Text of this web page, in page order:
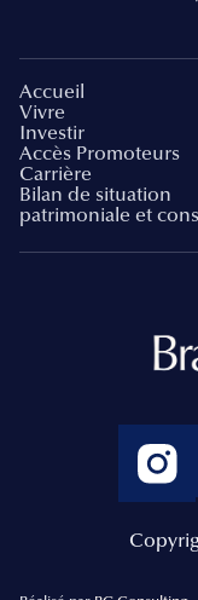
Accueil
Vivre
Investir
Accès Promoteurs
Carrière
Bilan de situation
patrimoniale et